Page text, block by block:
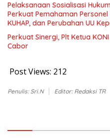
Pelaksanaan Sosialisasi
Perkuat Pemahaman
KUHAP, dan Perubahan UU
Perkuat Sinergi, Plt Ketua
Cabor
Post Views: 212
Penulis: Sri.N Editor: Redaksi TR